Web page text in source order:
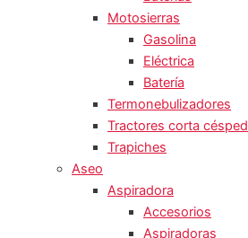
Motosierras
Gasolina
Eléctrica
Batería
Termonebulizadores
Tractores corta césped
Trapiches
Aseo
Aspiradora
Accesorios
Aspiradoras